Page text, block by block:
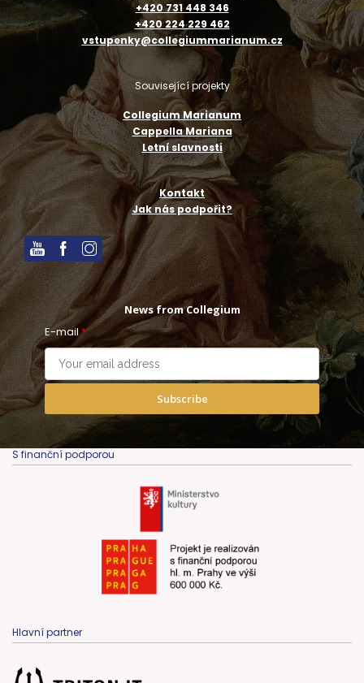
+420 731 448 346
+420 224 229 462
vstupenky@collegiummarianum.cz
Související projekty
Collegium Marianum
Cappella Mariana
Letní slavnosti
Kontakt
Jak nás podpořit?
News from Collegium
E-mail*
Subscribe
S finanční podporou
Hlavní partner